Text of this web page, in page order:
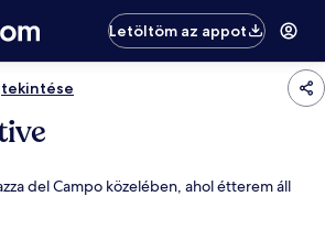
Letöltöm az appot
del Campo közelében, ahol étterem áll